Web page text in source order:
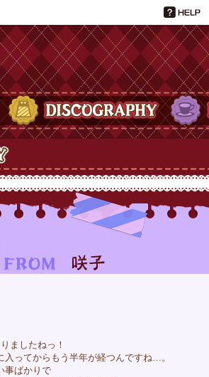
DISCOGRAPHY
ましたねっ！
入ってからもう半年が経つんですね…。
事ばかりで